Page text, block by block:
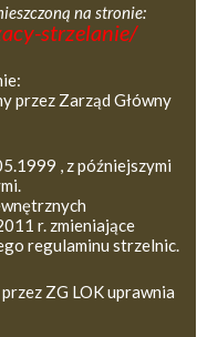
na stronie:
strzelanie/
przez Zarząd Główny
, z późniejszymi
r. zmieniające
regulaminu strzelnic.
ZG LOK uprawnia